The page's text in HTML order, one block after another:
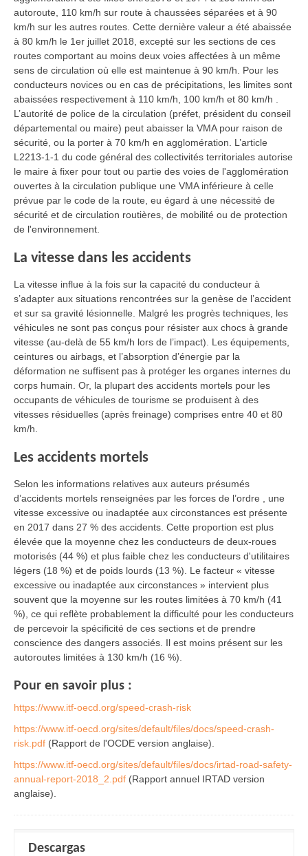
autoroute, 110 km/h sur route à chaussées séparées et à 90
km/h sur les autres routes. Cette dernière valeur a été abaissée
à 80 km/h le 1er juillet 2018, excepté sur les sections de ces
routes comportant au moins deux voies affectées à un même
sens de circulation où elle est maintenue à 90 km/h. Pour les
conducteurs novices ou en cas de précipitations, les limites sont
abaissées respectivement à 110 km/h, 100 km/h et 80 km/h .
L’autorité de police de la circulation (préfet, président du conseil
départemental ou maire) peut abaisser la VMA pour raison de
sécurité, ou la porter à 70 km/h en agglomération. L’article
L2213-1-1 du code général des collectivités territoriales autorise
le maire à fixer pour tout ou partie des voies de l'agglomération
ouvertes à la circulation publique une VMA inférieure à celle
prévue par le code de la route, eu égard à une nécessité de
sécurité et de circulation routières, de mobilité ou de protection
de l'environnement.
La vitesse dans les accidents
La vitesse influe à la fois sur la capacité du conducteur à
s’adapter aux situations rencontrées sur la genèse de l’accident
et sur sa gravité lésionnelle. Malgré les progrès techniques, les
véhicules ne sont pas conçus pour résister aux chocs à grande
vitesse (au-delà de 55 km/h lors de l’impact). Les équipements,
ceintures ou airbags, et l’absorption d’énergie par la
déformation ne suffisent pas à protéger les organes internes du
corps humain. Or, la plupart des accidents mortels pour les
occupants de véhicules de tourisme se produisent à des
vitesses résiduelles (après freinage) comprises entre 40 et 80
km/h.
Les accidents mortels
Selon les informations relatives aux auteurs présumés
d’accidents mortels renseignées par les forces de l’ordre , une
vitesse excessive ou inadaptée aux circonstances est présente
en 2017 dans 27 % des accidents. Cette proportion est plus
élevée que la moyenne chez les conducteurs de deux-roues
motorisés (44 %) et plus faible chez les conducteurs d'utilitaires
légers (18 %) et de poids lourds (13 %). Le facteur « vitesse
excessive ou inadaptée aux circonstances » intervient plus
souvent que la moyenne sur les routes limitées à 70 km/h (41
%), ce qui reflète probablement la difficulté pour les conducteurs
de percevoir la spécificité de ces sections et de prendre
conscience des dangers associés. Il est moins présent sur les
autoroutes limitées à 130 km/h (16 %).
Pour en savoir plus :
https://www.itf-oecd.org/speed-crash-risk
https://www.itf-oecd.org/sites/default/files/docs/speed-crash-
risk.pdf (Rapport de l'OCDE version anglaise).
https://www.itf-oecd.org/sites/default/files/docs/irtad-road-safety-
annual-report-2018_2.pdf (Rapport annuel IRTAD version
anglaise).
Descargas